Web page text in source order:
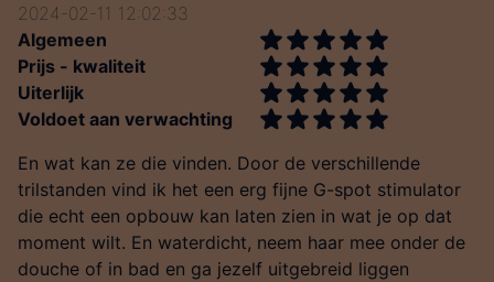
2024-02-11 12:02:33
Algemeen
Prijs - kwaliteit
Uiterlijk
Voldoet aan verwachting
En wat kan ze die vinden. Door de verschillende
trilstanden vind ik het een erg fijne G-spot stimulator
die echt een opbouw kan laten zien in wat je op dat
moment wilt. En waterdicht, neem haar mee onder de
douche of in bad en ga jezelf uitgebreid liggen